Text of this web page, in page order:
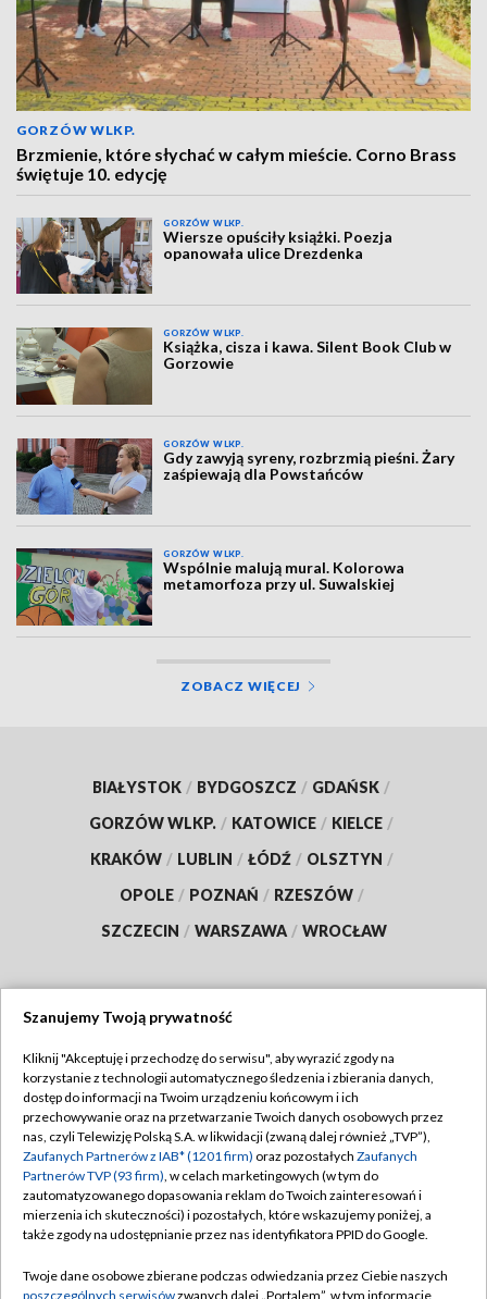
GORZÓW WLKP.
Brzmienie, które słychać w całym mieście. Corno Brass
świętuje 10. edycję
GORZÓW WLKP.
Wiersze opuściły książki. Poezja
opanowała ulice Drezdenka
GORZÓW WLKP.
Książka, cisza i kawa. Silent Book Club w
Gorzowie
GORZÓW WLKP.
Gdy zawyją syreny, rozbrzmią pieśni. Żary
zaśpiewają dla Powstańców
GORZÓW WLKP.
Wspólnie malują mural. Kolorowa
metamorfoza przy ul. Suwalskiej
ZOBACZ WIĘCEJ
BIAŁYSTOK / BYDGOSZCZ / GDAŃSK /
GORZÓW WLKP. / KATOWICE / KIELCE /
KRAKÓW / LUBLIN / ŁÓDŹ / OLSZTYN /
OPOLE / POZNAŃ / RZESZÓW /
SZCZECIN / WARSZAWA / WROCŁAW
TVP
Abonament TVP
Emisja w TVP
Centrum informacji TVP
Naziemna Telewizja Cyfrowa
Rada Programowa
Regulamin TVP
Polityka prywatności
Moje zgody
Pomoc
Szanujemy Twoją prywatność
Kliknij "Akceptuję i przechodzę do serwisu", aby wyrazić zgody na
korzystanie z technologii automatycznego śledzenia i zbierania danych,
dostęp do informacji na Twoim urządzeniu końcowym i ich
przechowywanie oraz na przetwarzanie Twoich danych osobowych przez
nas, czyli Telewizję Polską S.A. w likwidacji (zwaną dalej również „TVP”),
Zaufanych Partnerów z IAB* (1201 firm) oraz pozostałych Zaufanych
Partnerów TVP (93 firm), w celach marketingowych (w tym do
zautomatyzowanego dopasowania reklam do Twoich zainteresowań i
mierzenia ich skuteczności) i pozostałych, które wskazujemy poniżej, a
także zgody na udostępnianie przez nas identyfikatora PPID do Google.
Twoje dane osobowe zbierane podczas odwiedzania przez Ciebie naszych
poszczególnych serwisówzwanych dalej „Portalem”, w tym informacje